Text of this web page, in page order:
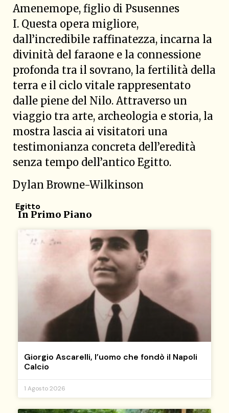
Amenemope, figlio di Psusennes
I. Questa opera migliore,
dall’incredibile raffinatezza, incarna la
divinità del faraone e la connessione
profonda tra il sovrano, la fertilità della
terra e il ciclo vitale rappresentato
dalle piene del Nilo. Attraverso un
viaggio tra arte, archeologia e storia, la
mostra lascia ai visitatori una
testimonianza concreta dell’eredità
senza tempo dell’antico Egitto.
Dylan Browne-Wilkinson
Egitto
In Primo Piano
Giorgio Ascarelli, l’uomo che fondò il Napoli
Calcio
1 Agosto 2026